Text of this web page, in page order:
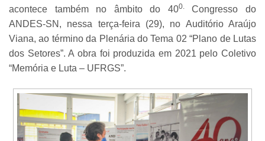
acontece também no âmbito do 400. Congresso do
ANDES-SN, nessa terça-feira (29), no Auditório Araújo
Viana, ao término da Plenária do Tema 02 “Plano de Lutas
dos Setores”. A obra foi produzida em 2021 pelo Coletivo
“Memória e Luta – UFRGS”.